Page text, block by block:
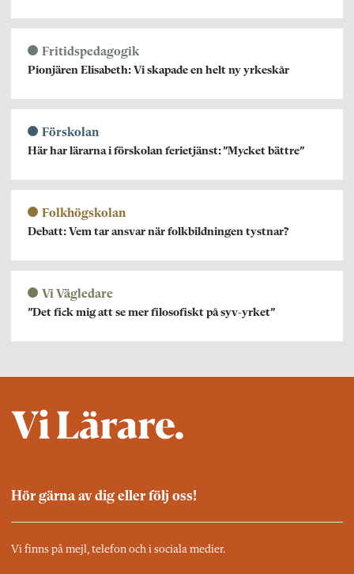
Fritidspedagogik
Pionjären Elisabeth: Vi skapade en helt ny yrkeskår
Förskolan
Här har lärarna i förskolan ferietjänst: ”Mycket bättre”
Folkhögskolan
Debatt: Vem tar ansvar när folkbildningen tystnar?
Vi Vägledare
”Det fick mig att se mer filosofiskt på syv-yrket”
Hör gärna av dig eller följ oss!
Vi finns på mejl, telefon och i sociala medier.